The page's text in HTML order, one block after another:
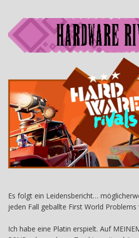
Es folgt ein Leidensbericht…
jeden Fall geballte First World Problems
Ich habe eine Platin erspielt. Auf